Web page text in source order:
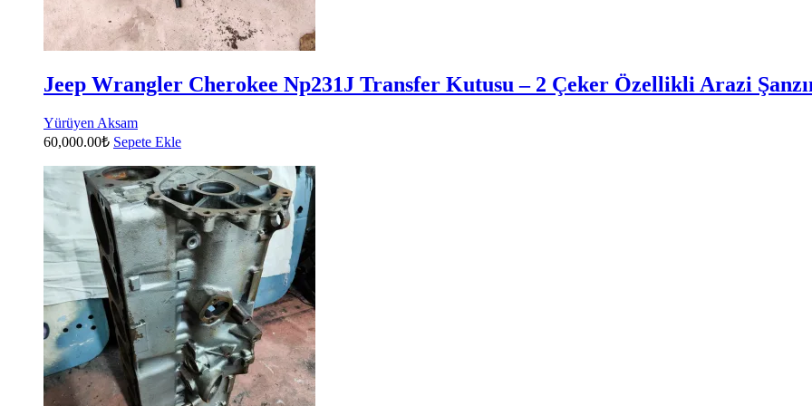
Jeep Wrangler Cherokee Np231J Transfer Kutusu – 2 Çeker Özellikli Arazi
Yürüyen Aksam
60,000.00₺ Sepete Ekle